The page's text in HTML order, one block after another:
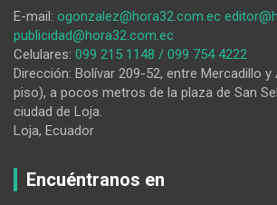
E-mail: ogonzalez@hora32.com.ec
publicidad@hora32.com.ec
Celulares: 099 215 1148 / 099 754 4222
Dirección: Bolívar 209-52, entre Mercadillo
piso), a pocos metros de la plaza de San
ciudad de Loja.
Loja, Ecuador
Encuéntranos en